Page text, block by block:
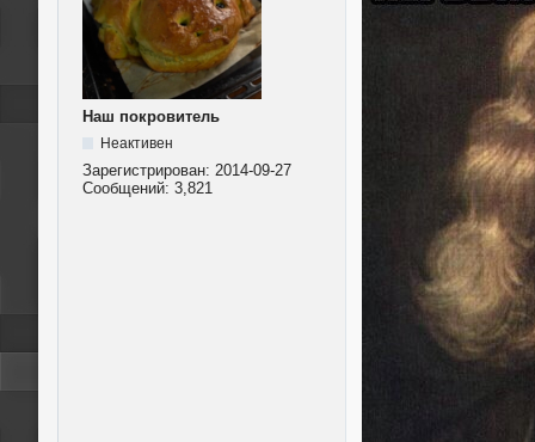
Наш покровитель
Неактивен
Зарегистрирован: 2014-09-27
Сообщений: 3,821